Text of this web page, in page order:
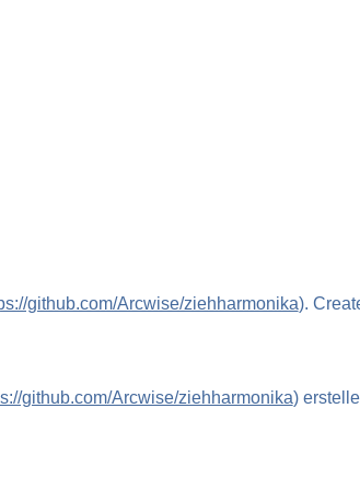
github.com/Arcwise/ziehharmonika).
github.com/Arcwise/ziehharmonika)